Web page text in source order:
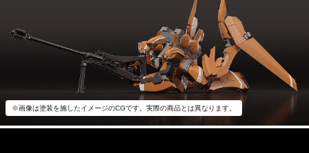
※画像は塗装を施したイメージのCGです。実際の商品とは異なります。